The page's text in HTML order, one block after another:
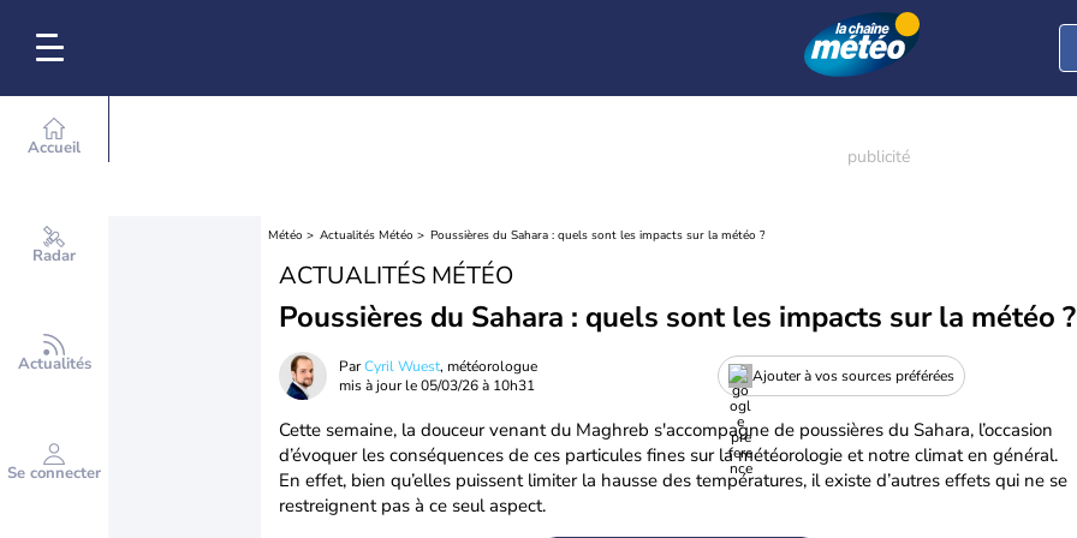
Accueil
Radar
Actualités
Se connecter
Météo Actualités Météo Poussières du Sahara : quels sont les impacts sur la météo ?
ACTUALITÉS MÉTÉO
Poussières du Sahara : quels sont les impacts sur la météo ?
ParCyril Wuest, météorologue
mis à jour le05/03/26 à 10h31
Ajouter à vos sources préférées
Cette semaine, la douceur venant du Maghreb s'accompagne de poussières du Sahara, l’occasion
d’évoquer les conséquences de ces particules fines sur la météorologie et notre climat en général.
En effet, bien qu’elles puissent limiter la hausse des températures, il existe d’autres effets qui ne se
restreignent pas à ce seul aspect.